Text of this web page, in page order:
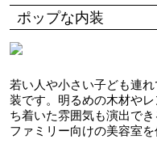
ポップな内装
若い人や小さい子ども連
装です。明るめの木材や
ち着いた雰囲気も演出で
ファミリー向けの美容室